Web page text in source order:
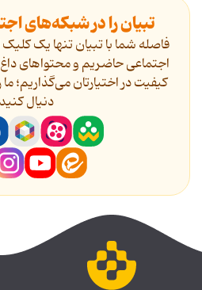
تبیان را در شبکه‌های
فاصله شما با تبیان تنها یک
اجتماعی حاضریم و محتواهای داغ
کیفیت در اختیارتان می‌گذاریم؛
دنیال